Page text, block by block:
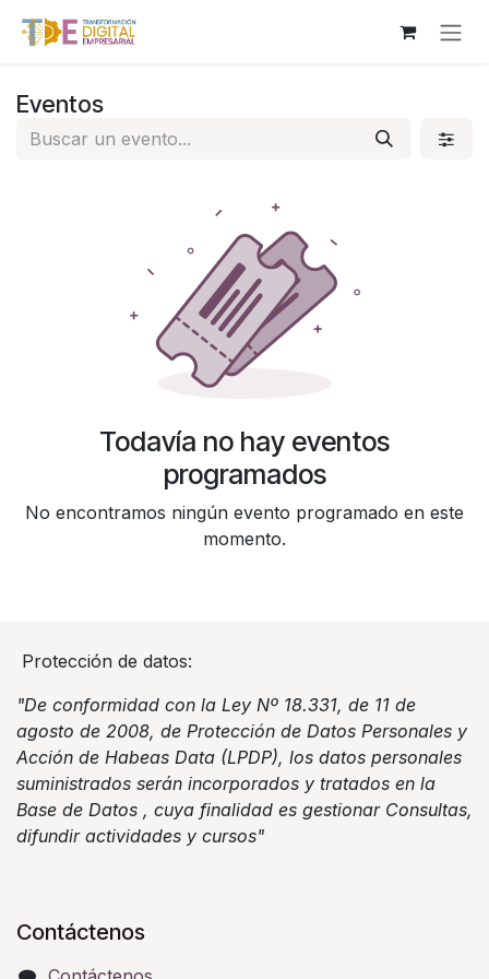
Ir al contenido
Eventos
Todavía no hay eventos
programados
No encontramos ningún evento programado en este
momento.
Protección de datos:
"De conformidad con la Ley Nº 18.331, de 11 de
agosto de 2008, de Protección de Datos Personales y
Acción de Habeas Data (LPDP), los datos personales
suministrados serán incorporados y tratados en la
Base de Datos , cuya finalidad es gestionar Consultas,
difundir actividades y cursos"
Contáctenos